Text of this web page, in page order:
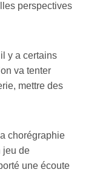
perspectives
y a certains
va tenter
mettre des
chorégraphie
jeu de
une écoute